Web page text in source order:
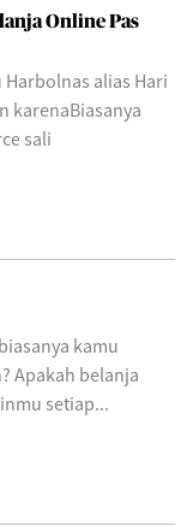
Online Pas
alias Hari
karenaBiasanya
sali
kamu
Apakah belanja
setiap...